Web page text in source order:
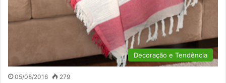
Decoração e Tendência
05/08/2016 279